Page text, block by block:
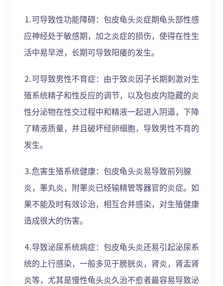
⒈可导致性功能障碍：包皮龟头炎症期龟头部性感
应神经处于敏感期，加之炎症的损伤，使得在性生
活中易早泄，长期可导致阳痿的发生。
⒉可导致男性不育症：由于致炎因子长期刺激对生
殖系统精子和性反应的调节，以及包皮内隐藏的炎
性分泌物在性交过程中和精液一起进入阴道，下降
了精液质量，并且破坏经卵细胞，导致男性不育的
发生。
⒊危害生殖系统健康：包皮龟头炎易导致前列腺
炎，睾丸炎，附睾炎已经输精管等器官的炎症。如
果不能及时有效诊治，相互合并感染，对生殖健康
造成很大的伤害。
⒋导致泌尿系统病症：包皮龟头炎还易引起泌尿系
统的上行感染，一般多见于膀胱炎，肾炎，肾盂肾
炎等，尤其是慢性龟头炎久治不愈者最容易导致泌